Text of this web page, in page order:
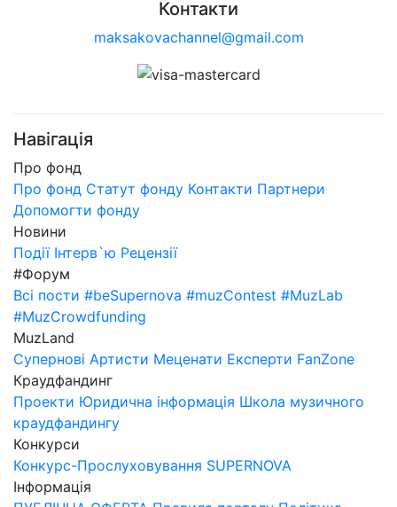
Контакти
maksakovachannel@gmail.com
Навігація
Про фонд
Про фонд Статут фонду Контакти Партнери
Допомогти фонду
Новини
Події Інтерв`ю Рецензії
#Форум
Всі пости #beSupernova #muzContest #MuzLab
#MuzCrowdfunding
MuzLand
Супернові Артисти Меценати Експерти FanZone
Краудфандинг
Проекти Юридична інформація Школа музичного
краудфандингу
Конкурси
Конкурс-Прослуховування SUPERNOVA
Інформація